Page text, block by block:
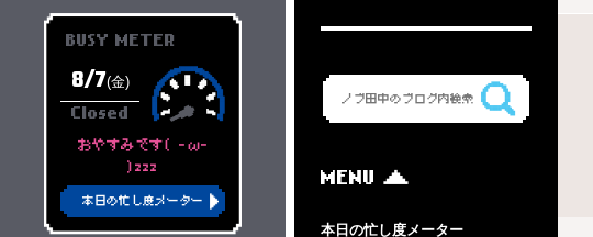
MENU
本日の忙し度メーター
BUSY METER
8/7(金)
Closed
おやすみです( -ω-
)zzz
本日の忙し度メーター